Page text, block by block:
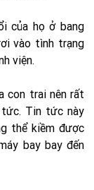
của họ ở bang
vào tình trạng
viện.
con trai nên rất
tức. Tin tức này
thể kiềm được
bay bay đến